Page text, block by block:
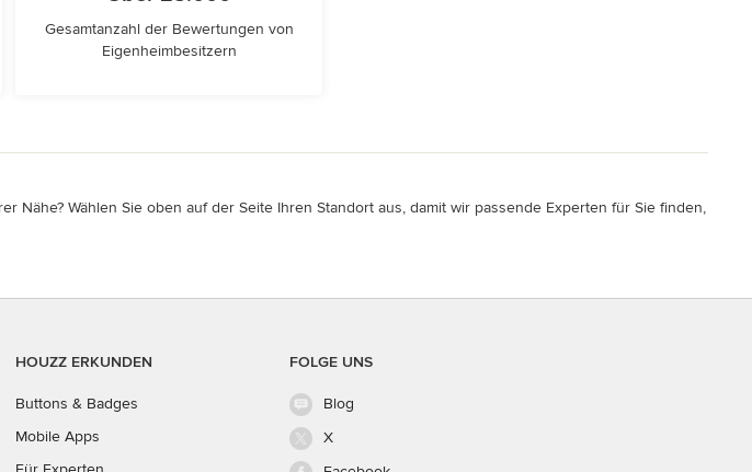
Gesamtanzahl der Bewertungen von
Eigenheimbesitzern
Wählen Sie oben auf der Seite Ihren Standort aus, damit wir passende Experten für Sie finden,
HOUZZ ERKUNDEN
Buttons & Badges
Mobile Apps
FOLGE UNS
Blog
X